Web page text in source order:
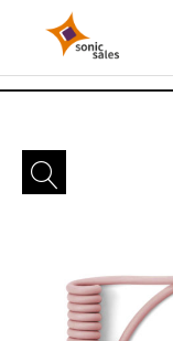
Sonic Sales